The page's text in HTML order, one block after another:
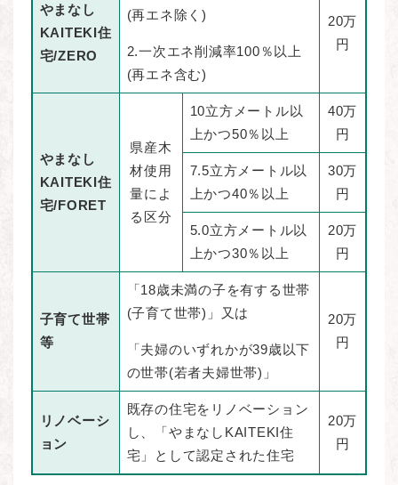
やまなし
KAITEKI住
宅/ZERO
(再エネ除く)
2.一次エネ削減率100％以上
(再エネ含む)
20万
円
やまなし
KAITEKI住
宅/FORET
県産木
材使用
量によ
る区分
10立方メートル以
上かつ50％以上
40万
円
7.5立方メートル以
上かつ40％以上
30万
円
5.0立方メートル以
上かつ30％以上
20万
円
子育て世帯
等
「18歳未満の子を有する世帯
(子育て世帯)」又は
「夫婦のいずれかが39歳以下
の世帯(若者夫婦世帯)」
20万
円
リノベーシ
ョン
既存の住宅をリノベーション
し、「やまなしKAITEKI住
宅」として認定された住宅
20万
円